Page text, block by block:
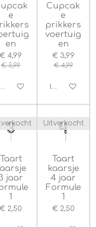
e
en
€ 4,99
€ 5,99
In winkelwagen
Cupcak
e
prikkers
voertuig
en
€ 3,99
€ 4,99
In
Taart
jaar
1
€ 2,50
Uitverkocht
Taart
kaarsje
4 jaar
Formule
1
€ 2,50